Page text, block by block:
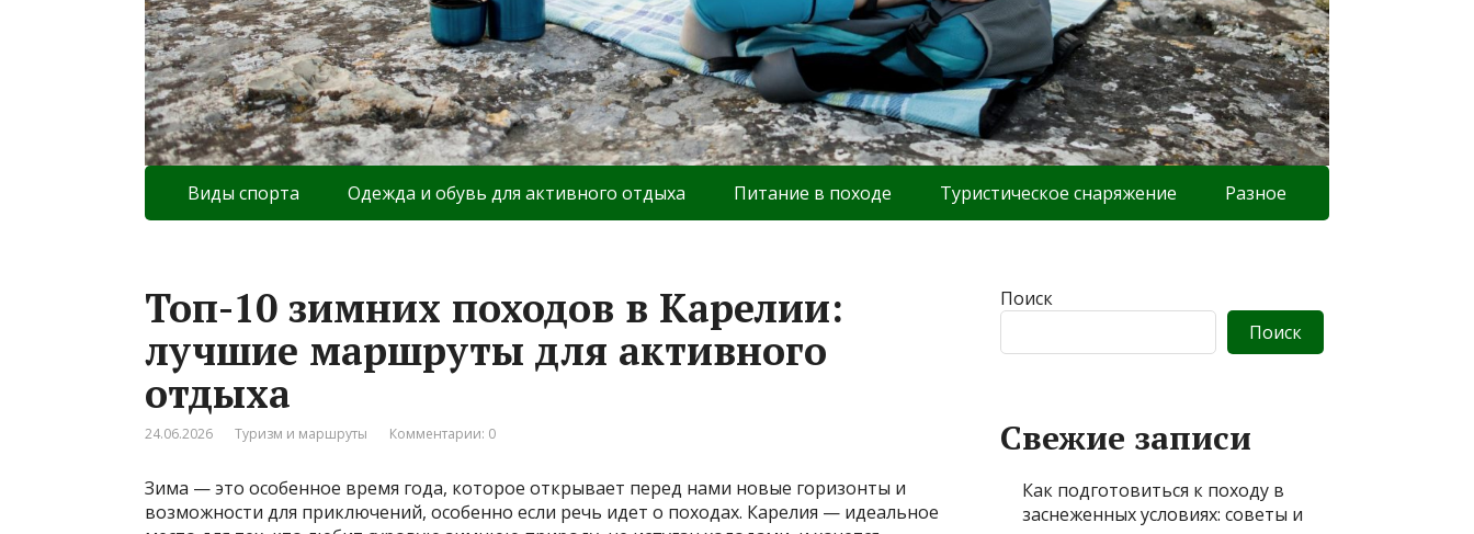
Виды спорта Одежда и обувь для активного отдыха Питание в походе Туристическое снаряжение Разное
Топ-10 зимних походов в Карелии:
лучшие маршруты для активного
отдыха
24.06.2026 Туризм и маршруты Комментарии: 0
Зима — это особенное время года, которое открывает перед нами новые горизонты и
возможности для приключений, особенно если речь идет о походах. Карелия — идеальное
Поиск
Поиск
Свежие записи
Как подготовиться к походу в
заснеженных условиях: советы и